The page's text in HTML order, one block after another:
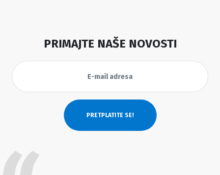
PRIMAJTE NAŠE NOVOSTI